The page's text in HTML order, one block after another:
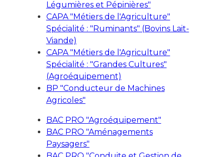
Légumières et Pépinières"
CAPA "Métiers de l'Agriculture"
Spécialité : "Ruminants" (Bovins Lait-
Viande)
CAPA "Métiers de l'Agriculture"
Spécialité : "Grandes Cultures"
(Agroéquipement)
BP "Conducteur de Machines
Agricoles"
BAC PRO "Agroéquipement"
BAC PRO "Aménagements
Paysagers"